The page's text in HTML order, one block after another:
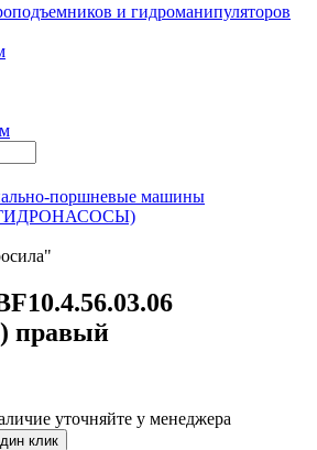
и гидроманипуляторов
поршневые машины
правый
уточняйте у менеджера
клик